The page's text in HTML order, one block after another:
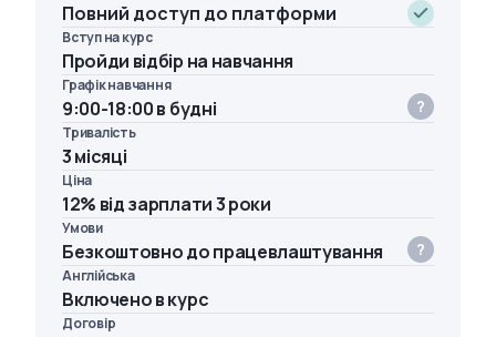
Повний доступ до платформи
Вступ на курс
Пройди відбір на навчання
Графік навчання
9:00-18:00 в будні
Тривалість
3 місяці
Ціна
12% від зарплати 3 роки
Умови
Безкоштовно до працевлаштування
Англійська
Включено в курс
Договір